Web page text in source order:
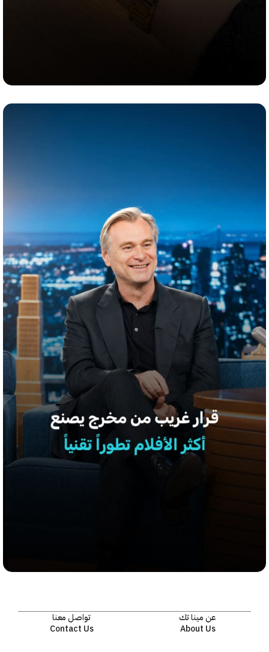
عن مينا تك
About Us
تواصل معنا
Contact Us